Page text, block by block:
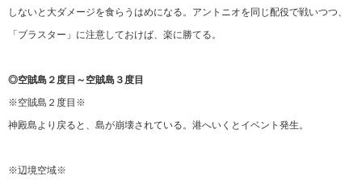
しないと大ダメージを食らうはめになる。アントニオを同じ配役で戦いつつ、
「ブラスター」に注意しておけば、楽に勝てる。
◎空賊島２度目～空賊島３度目
※空賊島２度目※
神殿島より戻ると、島が崩壊されている。港へいくとイベント発生。
※辺境空域※